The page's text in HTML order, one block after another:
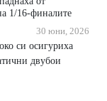
1/16-финалите
30 юни, 2026
си осигуриха
двубои